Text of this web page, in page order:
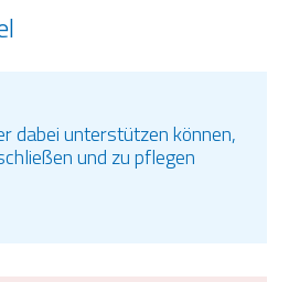
Schule
dabei unterstützen können,
und zu pflegen